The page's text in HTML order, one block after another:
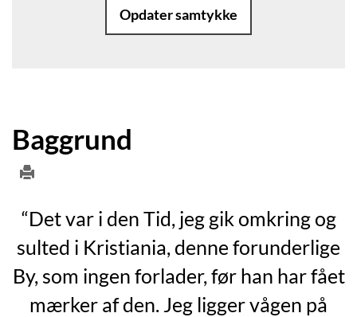
Opdater samtykke
Baggrund
“Det var i den Tid, jeg gik omkring og
sulted i Kristiania, denne forunderlige
By, som ingen forlader, før han har fået
mærker af den. Jeg ligger vågen på